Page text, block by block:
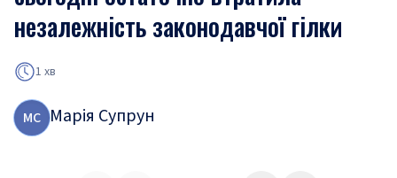
незалежність законодавчої гілки
1 хв
МС Марія Супрун